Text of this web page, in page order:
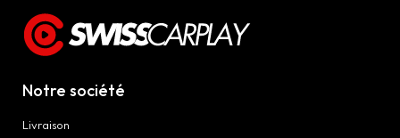
Notre société
Livraison